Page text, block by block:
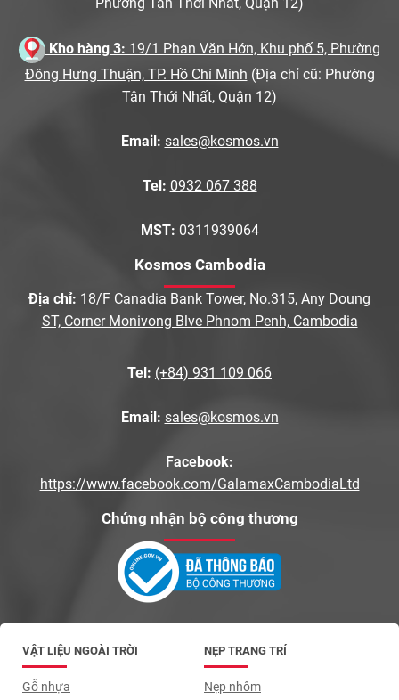
Kho hàng 3: 19/1 Phan Văn Hớn, Khu phố 5, Phường
Đông Hưng Thuận, TP. Hồ Chí Minh (Địa chỉ cũ: Phường
Tân Thới Nhất, Quận 12)
Email: sales@kosmos.vn
Tel: 0932 067 388
MST: 0311939064
Kosmos Cambodia
Địa chỉ: 18/F Canadia Bank Tower, No.315, Any Doung
ST, Corner Monivong Blve Phnom Penh, Cambodia
Tel: (+84) 931 109 066
Email: sales@kosmos.vn
Facebook:
https://www.facebook.com/GalamaxCambodiaLtd
Chứng nhận bộ công thương
VẬT LIỆU NGOÀI TRỜI
Gỗ nhựa
NẸP TRANG TRÍ
Nẹp nhôm